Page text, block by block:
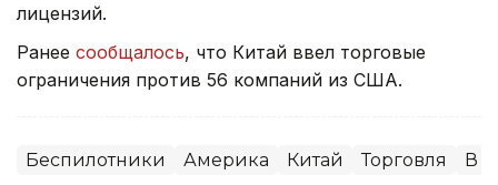
лицензий.
Ранее сообщалось, что Китай ввел торговые
ограничения против 56 компаний из США.
Беспилотники Америка Китай Торговля В